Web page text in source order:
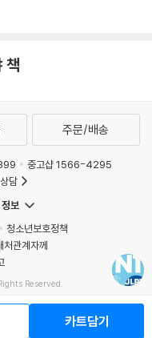
책
카트담기
주문/배송
중고샵 1566-4295
담
보
청소년보호정책
처관계자께
Reserved.